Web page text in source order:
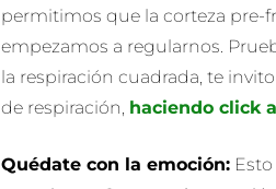
permitimos que la corteza pre-
empezamos a regularnos.
la respiración cuadrada, te
de respiración, haciendo click
Quédate con la emoción:Esto